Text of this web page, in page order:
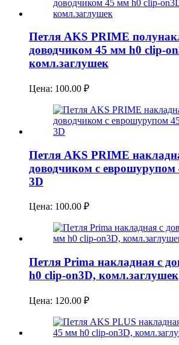
Петля AKS PRIME
доводчиком 45 мм h0 clip-
комл.заглушек
Цена: 100.00 ₽
Петля AKS PRIME
доводчиком с
3D
Цена: 100.00 ₽
Петля Prima накладная с
h0 clip-on3D, комл.заглушек
Цена: 120.00 ₽